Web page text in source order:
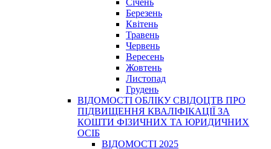
Січень
Березень
Квітень
Травень
Червень
Вересень
Жовтень
Листопад
Грудень
ВІДОМОСТІ ОБЛІКУ СВІДОЦТВ ПРО
ПІДВИЩЕННЯ КВАЛІФІКАЦІЇ ЗА
КОШТИ ФІЗИЧНИХ ТА ЮРИДИЧНИХ
ОСІБ
ВІДОМОСТІ 2025